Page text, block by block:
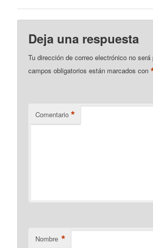
Deja una respuesta
Tu dirección de correo electrónico no será
campos obligatorios están marcados con
Comentario *
Nombre *